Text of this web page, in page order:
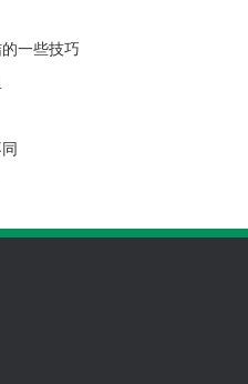
一些技巧